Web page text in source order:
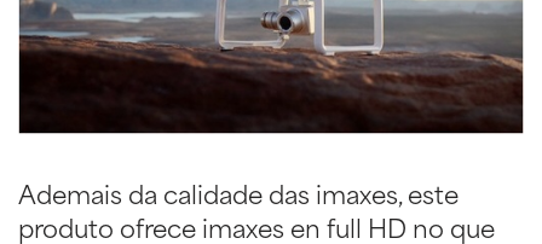
Ademais da calidade das imaxes, este
produto ofrece imaxes en full HD no que